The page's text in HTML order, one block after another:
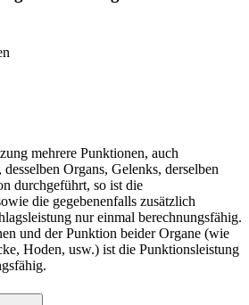
mehrere Punktionen, auch
Organs, Gelenks, derselben
durchgeführt, so ist die
die gegebenenfalls zusätzlich
nur einmal berechnungsfähig.
und der Punktion beider Organe (wie
Hoden, usw.) ist die Punktionsleistung